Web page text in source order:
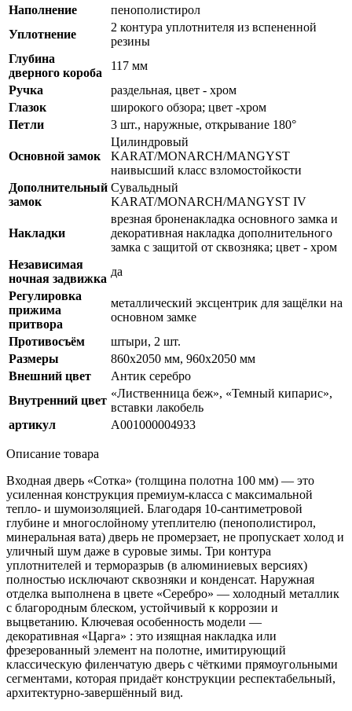
Наполнение
пенополистирол
Уплотнение
2 контура уплотнителя из вспененной
резины
Глубина
дверного короба
117 мм
Ручка
раздельная, цвет - хром
Глазок
широкого обзора; цвет -хром
Петли
3 шт., наружные, открывание 180°
Основной замок
Цилиндровый
KARAT/MONARCH/MANGYST
наивысший класс взломостойкости
Дополнительный
замок
Сувальдный
KARAT/MONARCH/MANGYST IV
Накладки
врезная броненакладка основного замка и
декоративная накладка дополнительного
замка с защитой от сквозняка; цвет - хром
Независимая
ночная задвижка
да
Регулировка
прижима
притвора
металлический эксцентрик для защёлки на
основном замке
Противосъём
штыри, 2 шт.
Размеры
860х2050 мм, 960х2050 мм
Внешний цвет
Антик серебро
Внутренний цвет
«Лиственница беж», «Темный кипарис»,
вставки лакобель
артикул
А001000004933
Описание товара
Входная дверь «Сотка» (толщина полотна 100 мм) — это
усиленная конструкция премиум-класса с максимальной
тепло- и шумоизоляцией. Благодаря 10-сантиметровой
глубине и многослойному утеплителю (пенополистирол,
минеральная вата) дверь не промерзает, не пропускает холод и
уличный шум даже в суровые зимы. Три контура
уплотнителей и терморазрыв (в алюминиевых версиях)
полностью исключают сквозняки и конденсат. Наружная
отделка выполнена в цвете «Серебро» — холодный металлик
с благородным блеском, устойчивый к коррозии и
выцветанию. Ключевая особенность модели —
декоративная «Царга» : это изящная накладка или
фрезерованный элемент на полотне, имитирующий
классическую филенчатую дверь с чёткими прямоугольными
сегментами, которая придаёт конструкции респектабельный,
архитектурно-завершённый вид.